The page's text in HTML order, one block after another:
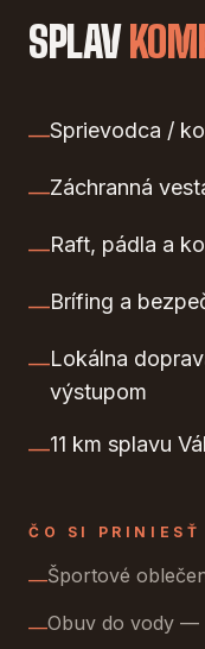
SPLAV
—Sprievodca /
—Záchranná
—Raft, pádla a
—Brífing a
—Lokálna
výstupom
—11 km splavu
ČO SI PRINIESŤ
—Športové
—Obuv do vody —